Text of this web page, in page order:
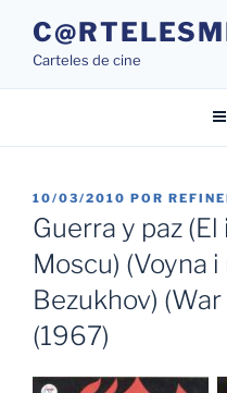
contenido
Carteles de cine
PUBLICADO
EL
10/03/2010 POR
Guerra y paz
Moscu) (Voyna
Bezukhov)
(1967)